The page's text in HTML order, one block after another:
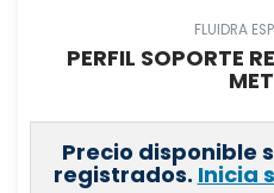
FLUIDRA
PERFIL SOPORTE
Precio disponible
registrados. Inicia